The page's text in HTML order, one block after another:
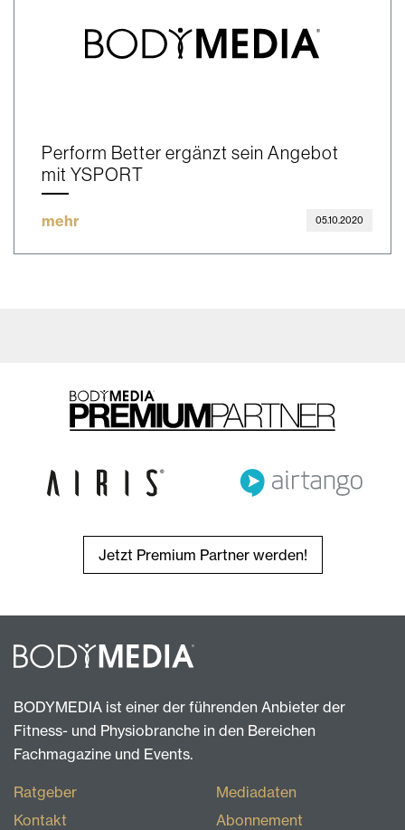
Perform Better ergänzt sein Angebot
mit YSPORT
mehr 05.10.2020
Jetzt Premium Partner werden!
BODYMEDIA ist einer der führenden Anbieter der
Fitness- und Physiobranche in den Bereichen
Fachmagazine und Events.
Ratgeber
Kontakt
Mediadaten
Abonnement